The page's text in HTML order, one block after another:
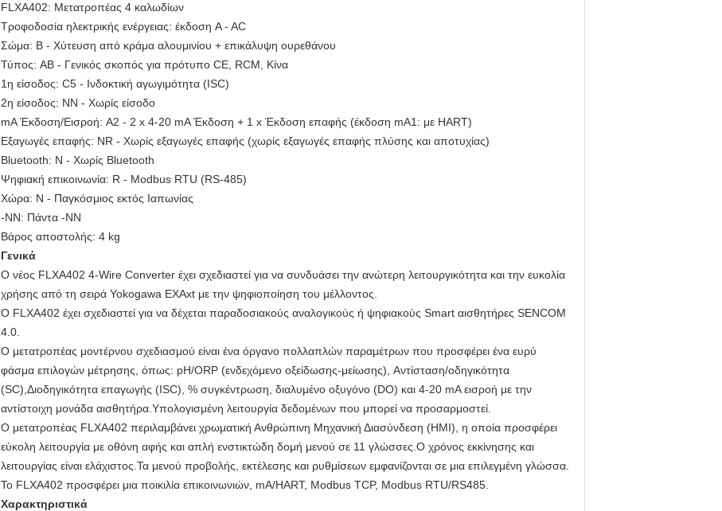
FLXA402: Μετατροπέας 4 καλωδίων
Τροφοδοσία ηλεκτρικής ενέργειας: έκδοση A - AC
Σώμα: Β - Χύτευση από κράμα αλουμινίου + επικάλυψη ουρεθάνου
Τύπος: AB - Γενικός σκοπός για πρότυπο CE, RCM, Κίνα
1η είσοδος: C5 - Ινδοκτική αγωγιμότητα (ISC)
2η είσοδος: NN - Χωρίς είσοδο
mA Έκδοση/Εισροή: A2 - 2 x 4-20 mA Έκδοση + 1 x Έκδοση επαφής (έκδοση mA1: με HART)
Εξαγωγές επαφής: NR - Χωρίς εξαγωγές επαφής (χωρίς εξαγωγές επαφής πλύσης και αποτυχίας)
Bluetooth: N - Χωρίς Bluetooth
Ψηφιακή επικοινωνία: R - Modbus RTU (RS-485)
Χώρα: Ν - Παγκόσμιος εκτός Ιαπωνίας
-ΝΝ: Πάντα -ΝΝ
Βάρος αποστολής: 4 kg
Γενικά
Ο νέος FLXA402 4-Wire Converter έχει σχεδιαστεί για να συνδυάσει την ανώτερη λειτουργικότητα και την ευκολία
χρήσης από τη σειρά Yokogawa EXAxt με την ψηφιοποίηση του μέλλοντος.
Ο FLXA402 έχει σχεδιαστεί για να δέχεται παραδοσιακούς αναλογικούς ή ψηφιακούς Smart αισθητήρες SENCOM
4.0.
Ο μετατροπέας μοντέρνου σχεδιασμού είναι ένα όργανο πολλαπλών παραμέτρων που προσφέρει ένα ευρύ
φάσμα επιλογών μέτρησης, όπως: pH/ORP (ενδεχόμενο οξείδωσης-μείωσης), Αντίσταση/οδηγικότητα
(SC),Διοδηγικότητα επαγωγής (ISC), % συγκέντρωση, διαλυμένο οξυγόνο (DO) και 4-20 mA εισροή με την
αντίστοιχη μονάδα αισθητήρα.Υπολογισμένη λειτουργία δεδομένων που μπορεί να προσαρμοστεί.
Ο μετατροπέας FLXA402 περιλαμβάνει χρωματική Ανθρώπινη Μηχανική Διασύνδεση (HMI), η οποία προσφέρει
εύκολη λειτουργία με οθόνη αφής και απλή ενστικτώδη δομή μενού σε 11 γλώσσες.Ο χρόνος εκκίνησης και
λειτουργίας είναι ελάχιστος.Τα μενού προβολής, εκτέλεσης και ρυθμίσεων εμφανίζονται σε μια επιλεγμένη γλώσσα.
Το FLXA402 προσφέρει μια ποικιλία επικοινωνιών, mA/HART, Modbus TCP, Modbus RTU/RS485.
Χαρακτηριστικά